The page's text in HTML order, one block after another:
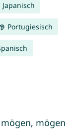
Japanisch
Portugiesisch
mögen